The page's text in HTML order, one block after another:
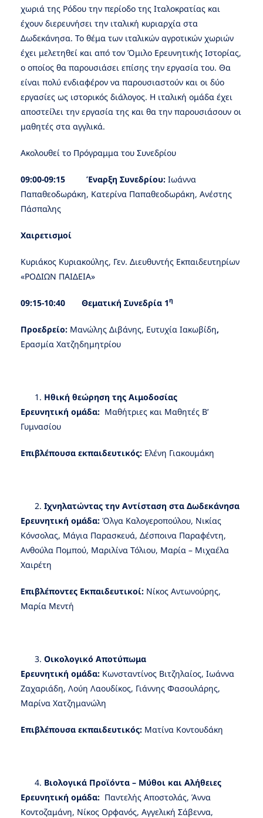
χωριά της Ρόδου την περίοδο της Ιταλοκρατίας και
έχουν διερευνήσει την ιταλική κυριαρχία στα
Δωδεκάνησα. Το θέμα των ιταλικών αγροτικών χωριών
έχει μελετηθεί και από τον Όμιλο Ερευνητικής Ιστορίας,
ο οποίος θα παρουσιάσει επίσης την εργασία του. Θα
είναι πολύ ενδιαφέρον να παρουσιαστούν και οι δύο
εργασίες ως ιστορικός διάλογος. Η ιταλική ομάδα έχει
αποστείλει την εργασία της και θα την παρουσιάσουν οι
μαθητές στα αγγλικά.
Ακολουθεί το Πρόγραμμα του Συνεδρίου
09:00-09:15 Έναρξη Συνεδρίου: Ιωάννα
Παπαθεοδωράκη, Κατερίνα Παπαθεοδωράκη, Ανέστης
Πάσπαλης
Χαιρετισμοί
Κυριάκος Κυριακούλης, Γεν. Διευθυντής Εκπαιδευτηρίων
«ΡΟΔΙΩΝ ΠΑΙΔΕΙΑ»
09:15-10:40 Θεματική Συνεδρία 1η
Προεδρείο: Μανώλης Διβάνης, Ευτυχία Ιακωβίδη,
Ερασμία Χατζηδημητρίου
Ηθική θεώρηση της Αιμοδοσίας
Ερευνητική ομάδα: Μαθήτριες και Μαθητές Β’
Γυμνασίου
Επιβλέπουσα εκπαιδευτικός: Ελένη Γιακουμάκη
Ιχνηλατώντας την Αντίσταση στα Δωδεκάνησα
Ερευνητική ομάδα: Όλγα Καλογεροπούλου, Νικίας
Κόνσολας, Μάγια Παρασκευά, Δέσποινα Παραφέντη,
Ανθούλα Πομπού, Μαριλίνα Τόλιου, Μαρία – Μιχαέλα
Χαιρέτη
Επιβλέποντες Εκπαιδευτικοί: Νίκος Αντωνούρης,
Μαρία Μεντή
Οικολογικό Αποτύπωμα
Ερευνητική ομάδα: Κωνσταντίνος Βιτζηλαίος, Ιωάννα
Ζαχαριάδη, Λούη Λαουδίκος, Γιάννης Φασουλάρης,
Μαρίνα Χατζημανώλη
Επιβλέπουσα εκπαιδευτικός: Ματίνα Κοντουδάκη
Βιολογικά Προϊόντα – Μύθοι και Αλήθειες
Ερευνητική ομάδα: Παντελής Αποστολάς, Άννα
Κοντοζαμάνη, Νίκος Ορφανός, Αγγελική Σάβεννα,